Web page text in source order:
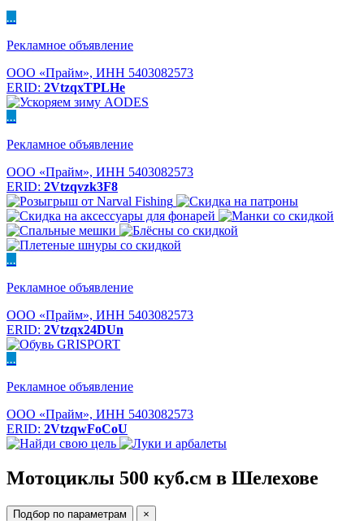
...
Рекламное объявление
ООО «Прайм», ИНН 5403082573
ERID: 2VtzqxTPLHe
...
Рекламное объявление
ООО «Прайм», ИНН 5403082573
ERID: 2Vtzqvzk3F8
...
Рекламное объявление
ООО «Прайм», ИНН 5403082573
ERID: 2Vtzqx24DUn
...
Рекламное объявление
ООО «Прайм», ИНН 5403082573
ERID: 2VtzqwFoCoU
Мотоциклы 500 куб.см в Шелехове
Подбор по параметрам ×